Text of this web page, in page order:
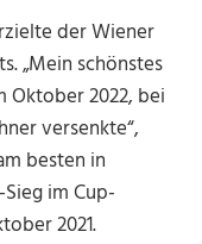
der Wiener
„Mein schönstes
Oktober 2022, bei
versenkte“,
besten in
im Cup-
2021.